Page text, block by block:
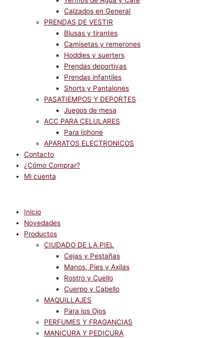
Calzados en General
PRENDAS DE VESTIR
Blusas y tirantes
Camisetas y remerones
Hoddies y suerters
Prendas deportivas
Prendas infantiles
Shorts y Pantalones
PASATIEMPOS Y DEPORTES
Juegos de mesa
ACC PARA CELULARES
Para Iphone
APARATOS ELECTRONICOS
Contacto
¿Cómo Comprar?
Mi cuenta
Inicio
Novedades
Productos
CIUDADO DE LA PIEL
Cejas y Pestañas
Manos, Pies y Axilas
Rostro y Cuello
Cuerpo y Cabello
MAQUILLAJES
Para los Ojos
PERFUMES Y FRAGANCIAS
MANICURA Y PEDICURA